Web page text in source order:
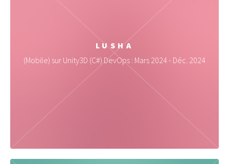
LUSHA
(Mobile) sur Unity3D (C#) DevOps : Mars 2024 - Déc. 2024